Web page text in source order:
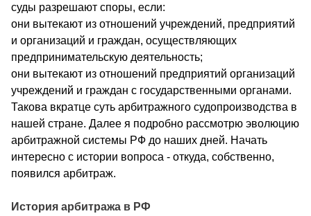
суды разрешают споры, если:
они вытекают из отношений учреждений, предприятий
и организаций и граждан, осуществляющих
предпринимательскую деятельность;
они вытекают из отношений предприятий организаций
учреждений и граждан с государственными органами.
Такова вкратце суть арбитражного судопроизводства в
нашей стране. Далее я подробно рассмотрю эволюцию
арбитражной системы РФ до наших дней. Начать
интересно с истории вопроса - откуда, собственно,
появился арбитраж.
История арбитража в РФ